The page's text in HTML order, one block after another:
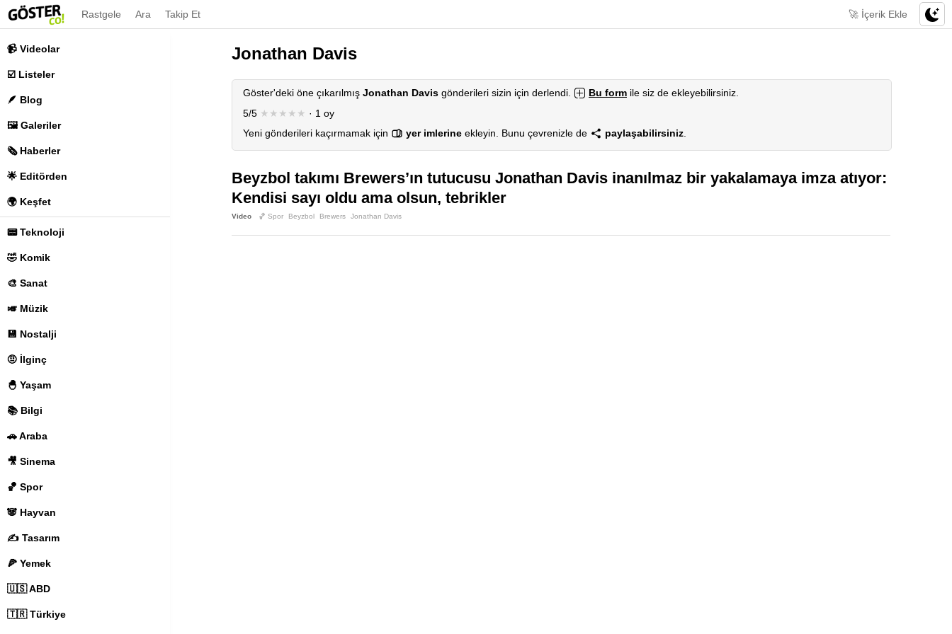
📹 Videolar
☑️ Listeler
🪶 Blog
🖼️ Galeriler
🗞️ Haberler
🌟 Editörden
🌍 Keşfet
📟 Teknoloji
🤣 Komik
🎨 Sanat
🎺 Müzik
💾 Nostalji
🤨 İlginç
🐣 Yaşam
📚 Bilgi
🚗 Araba
🎥 Sinema
🏀 Spor
🐼 Hayvan
✍️ Tasarım
🍕 Yemek
🇺🇸 ABD
🇹🇷 Türkiye
Rastgele Ara Takip Et 🚀 İçerik Ekle
Jonathan Davis
Göster'deki öne çıkarılmış Jonathan Davis gönderileri sizin için derlendi. Bu form ile siz de ekleyebilirsiniz.
5/5 ★★★★★ · 1 oy
Yeni gönderileri kaçırmamak için
yer imlerine ekleyin. Bunu çevrenizle de paylaşabilirsiniz
Beyzbol takımı Brewers’ın tutucusu Jonathan Davis inanılmaz bir yakalamaya imza atıyor:
Kendisi sayı oldu ama olsun, tebrikler
Video 🏀 Spor Beyzbol Brewers Jonathan Davis